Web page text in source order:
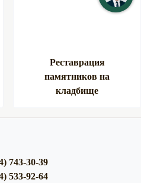
Реставрация
памятников на
кладбище
743-30-39
533-92-64